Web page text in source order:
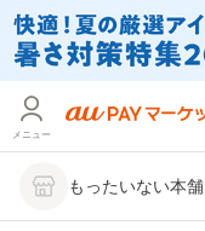
メニュー
もったいない本舗